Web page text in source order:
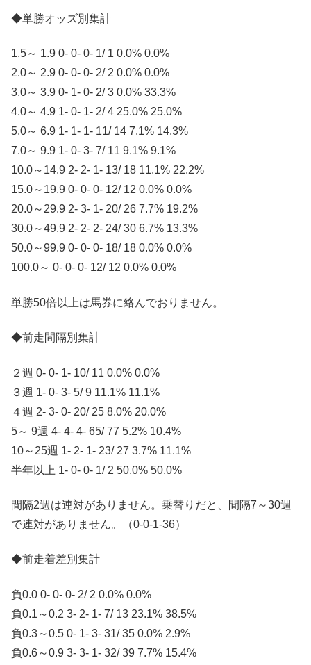
◆単勝オッズ別集計
1.5～ 1.9 0- 0- 0- 1/ 1 0.0% 0.0%
2.0～ 2.9 0- 0- 0- 2/ 2 0.0% 0.0%
3.0～ 3.9 0- 1- 0- 2/ 3 0.0% 33.3%
4.0～ 4.9 1- 0- 1- 2/ 4 25.0% 25.0%
5.0～ 6.9 1- 1- 1- 11/ 14 7.1% 14.3%
7.0～ 9.9 1- 0- 3- 7/ 11 9.1% 9.1%
10.0～14.9 2- 2- 1- 13/ 18 11.1% 22.2%
15.0～19.9 0- 0- 0- 12/ 12 0.0% 0.0%
20.0～29.9 2- 3- 1- 20/ 26 7.7% 19.2%
30.0～49.9 2- 2- 2- 24/ 30 6.7% 13.3%
50.0～99.9 0- 0- 0- 18/ 18 0.0% 0.0%
100.0～ 0- 0- 0- 12/ 12 0.0% 0.0%
単勝50倍以上は馬券に絡んでおりません。
◆前走間隔別集計
２週 0- 0- 1- 10/ 11 0.0% 0.0%
３週 1- 0- 3- 5/ 9 11.1% 11.1%
４週 2- 3- 0- 20/ 25 8.0% 20.0%
5～ 9週 4- 4- 4- 65/ 77 5.2% 10.4%
10～25週 1- 2- 1- 23/ 27 3.7% 11.1%
半年以上 1- 0- 0- 1/ 2 50.0% 50.0%
間隔2週は連対がありません。乗替りだと、間隔7～30週
で連対がありません。（0-0-1-36）
◆前走着差別集計
負0.0 0- 0- 0- 2/ 2 0.0% 0.0%
負0.1～0.2 3- 2- 1- 7/ 13 23.1% 38.5%
負0.3～0.5 0- 1- 3- 31/ 35 0.0% 2.9%
負0.6～0.9 3- 3- 1- 32/ 39 7.7% 15.4%